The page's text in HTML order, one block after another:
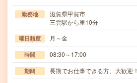
勤務地
滋賀県甲賀市
三雲駅から車10分
曜日頻度 月～金
時間 08:30～17:00
期間 長期でお仕事できる方、大歓迎！